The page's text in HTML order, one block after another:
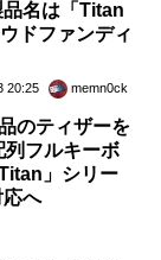
名は「Titan
ドファンディ
20:25 memn0ck
のティザーを
フルキーボ
」シリー
応へ